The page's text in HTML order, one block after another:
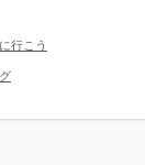
行こう